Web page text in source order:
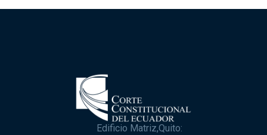
Edificio Matriz,Quito: